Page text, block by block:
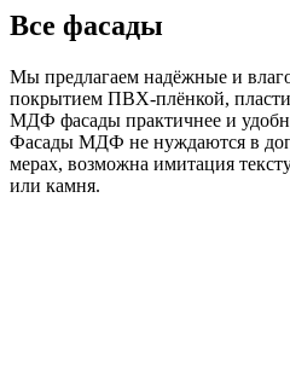
Все фасады
Мы предлагаем надёжные и
покрытием ПВХ-плёнкой,
МДФ фасады практичнее и
Фасады МДФ не нуждаются в
мерах, возможна имитация
или камня.